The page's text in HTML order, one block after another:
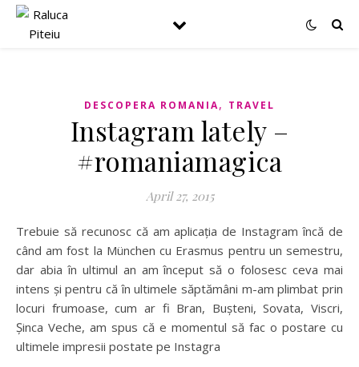
DESCOPERA ROMANIA, TRAVEL
Instagram lately –
#romaniamagica
April 27, 2015
Trebuie să recunosc că am aplicația de Instagram încă de
când am fost la München cu Erasmus pentru un semestru,
dar abia în ultimul an am început să o folosesc ceva mai
intens și pentru că în ultimele săptămâni m-am plimbat prin
locuri frumoase, cum ar fi Bran, Bușteni, Sovata, Viscri,
Șinca Veche, am spus că e momentul să fac o postare cu
ultimele impresii postate pe Instagra